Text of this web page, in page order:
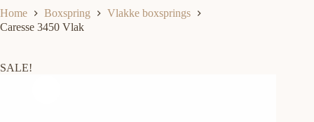
Home Boxspring
Vlakke boxsprings
Caresse 3450 Vlak
SALE!